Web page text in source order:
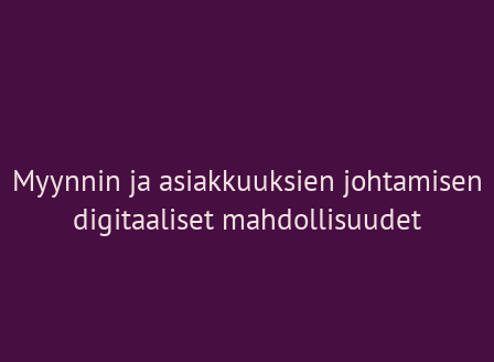
Myynnin ja asiakkuuksien johtamisen
digitaaliset mahdollisuudet